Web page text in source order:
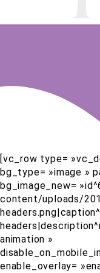
[vc_row type=
bg_type= »image »
bg_image_new=
content/uploads/
animation »
enable_overlay=